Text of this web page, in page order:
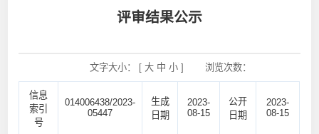
评审结果公示
文字大小： [ 大 中 小] 浏览次数：
信息
索引
号
014006438/2023-
05447
生成
日期
2023-
08-15
公开
日期
2023-
08-15